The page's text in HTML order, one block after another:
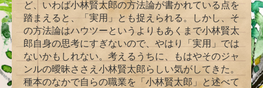
ど、いわば小林賢太郎の方法論が書かれている点を
踏まえると、「実用」とも捉えられる。しかし、そ
の方法論はハウツーというよりもあくまで小林賢太
郎自身の思考にすぎないので、やはり「実用」では
ないかもしれない。考えるうちに、もはやそのジャ
ンルの曖昧ささえ小林賢太郎らしい気がしてきた。
種本のなかで自らの職業を「小林賢太郎」と述べて